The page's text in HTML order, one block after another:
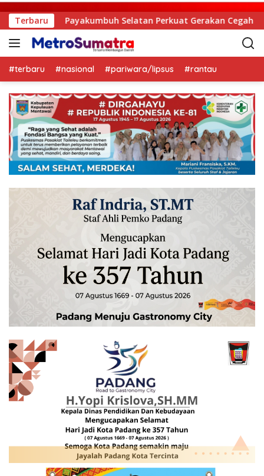
TerbaruCegah Stunting melalui Inovasi “Seribu Asa Bebas
#terbaru #nasional #pariwara/lipsus #rantau